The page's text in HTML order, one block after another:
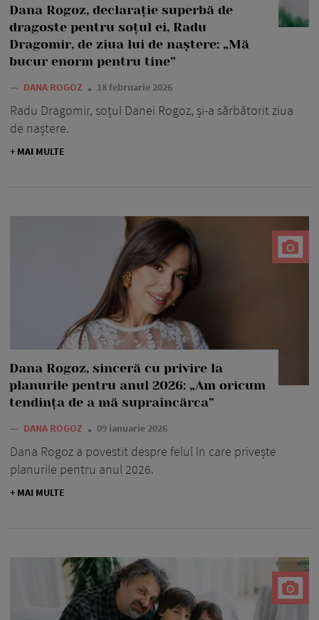
Dana Rogoz, declarație superbă de
dragoste pentru soțul ei, Radu
Dragomir, de ziua lui de naștere: „Mă
bucur enorm pentru tine”
— DANA ROGOZ 18 februarie 2026
Radu Dragomir, soțul Danei Rogoz, și-a sărbătorit ziua
de naștere.
+ MAI MULTE
Dana Rogoz, sinceră cu privire la
planurile pentru anul 2026: „Am oricum
tendința de a mă supraîncărca”
— DANA ROGOZ 09 ianuarie 2026
Dana Rogoz a povestit despre felul în care privește
planurile pentru anul 2026.
+ MAI MULTE